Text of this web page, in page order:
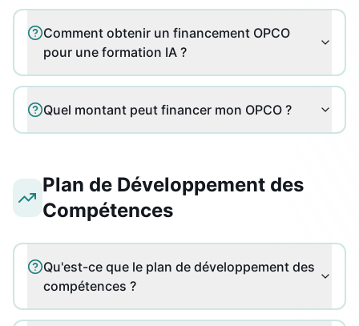
Comment obtenir un financement OPCO
pour une formation IA ?
Quel montant peut financer mon OPCO ?
Plan de Développement des
Compétences
Qu'est-ce que le plan de développement des
compétences ?